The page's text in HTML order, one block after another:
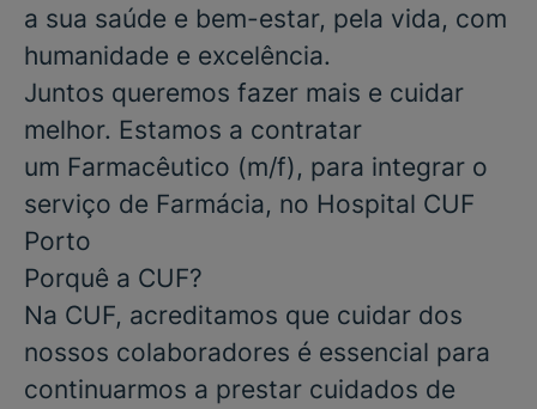
a sua saúde e bem-estar, pela vida, com
humanidade e excelência.
Juntos queremos fazer mais e cuidar
melhor. Estamos a contratar
um Farmacêutico (m/f), para integrar o
serviço de Farmácia, no Hospital CUF
Porto
Porquê a CUF?
Na CUF, acreditamos que cuidar dos
nossos colaboradores é essencial para
continuarmos a prestar cuidados de